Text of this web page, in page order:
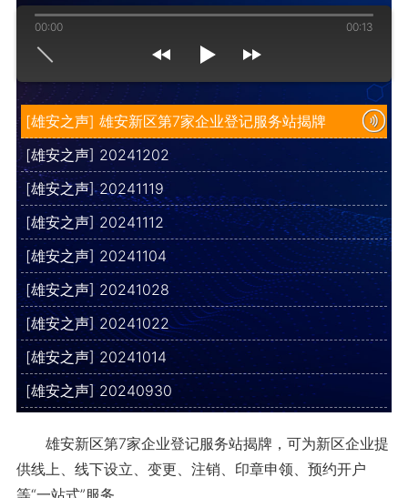
[雄安之声] 雄安新区第7家企业登记服务站揭牌
[雄安之声] 20241202
[雄安之声] 20241119
[雄安之声] 20241112
[雄安之声] 20241104
[雄安之声] 20241028
[雄安之声] 20241022
[雄安之声] 20241014
[雄安之声] 20240930
00:00 00:13
雄安新区第7家企业登记服务站揭牌，可为新区企业提
供线上、线下设立、变更、注销、印章申领、预约开户
等“一站式”服务。